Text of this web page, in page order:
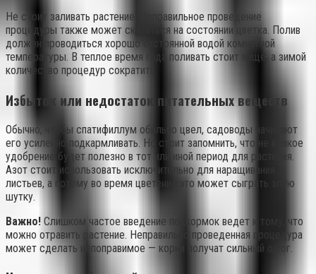
Не стоит заливать растение. Неправильное проведение
процедуры также может сказаться на состоянии цветка. Полив
должен проводиться хорошо отстоянной водой комнатной
температуры. В теплое время года поливать стоит чаще, а зимой
количество процедур сократить.
Избыток или недостаток питательных веществ
Обычно, чтобы спатифиллум обильно цвел, садоводы начинают
его усиленно подкармливать. Но стоит запомнить, что не всякое
удобрение будет полезно в тот или иной период для растения.
Азот стоит использовать исключительно для наращивания
листьев, а потому во время цветения это может сыграть злую
шутку.
Важно! Слишком частое введение подкормок ведет к тому, что
можно отравить растение. Неправильно проведенная процедура
может сделать непоправимое — корни получат сильный ожог.